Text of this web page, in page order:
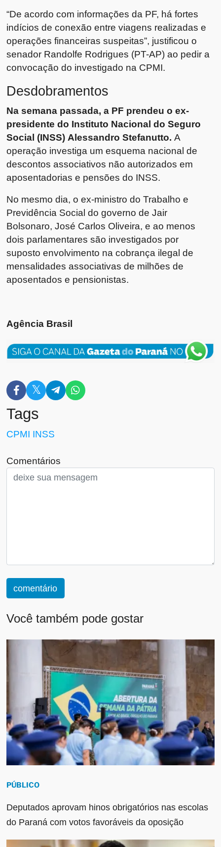
“De acordo com informações da PF, há fortes
indícios de conexão entre viagens realizadas e
operações financeiras suspeitas”, justificou o
senador Randolfe Rodrigues (PT-AP) ao pedir a
convocação do investigado na CPMI.
Desdobramentos
Na semana passada, a PF prendeu o ex-
presidente do Instituto Nacional do Seguro
Social (INSS) Alessandro Stefanutto. A
operação investiga um esquema nacional de
descontos associativos não autorizados em
aposentadorias e pensões do INSS.
No mesmo dia, o ex-ministro do Trabalho e
Previdência Social do governo de Jair
Bolsonaro, José Carlos Oliveira, e ao menos
dois parlamentares são investigados por
suposto envolvimento na cobrança ilegal de
mensalidades associativas de milhões de
aposentados e pensionistas.
Agência Brasil
Tags
CPMI INSS
Comentários
comentário
Você também pode gostar
PÚBLICO
Deputados aprovam hinos obrigatórios nas escolas
do Paraná com votos favoráveis da oposição